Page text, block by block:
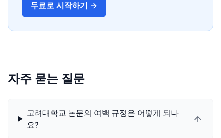
무료로 시작하기 →
자주 묻는 질문
고려대학교 논문의 여백 규정은 어떻게 되나
요?